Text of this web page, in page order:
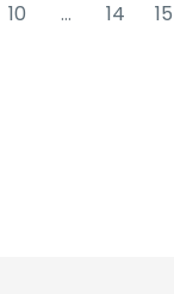
10 ... 14 15